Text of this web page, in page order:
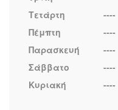
Τετάρτη
----
Πέμπτη
----
Παρασκευή
----
Σάββατο
----
Κυριακή
----